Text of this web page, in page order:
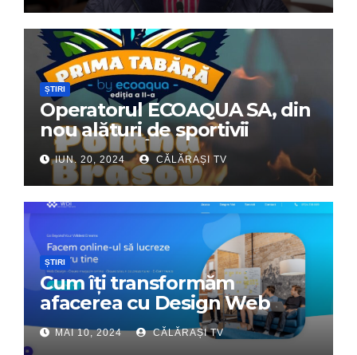
ȘTIRI
Operatorul ECOAQUA SA, din
nou alături de sportivii
călărășeni. Începe „Prima
Tabără”!
IUN. 20, 2024 CĂLĂRAȘI TV
ȘTIRI
Cum îți transformăm
afacerea cu Design Web
Interactiv – Partenerul tău
digital de încredere
MAI 10, 2024 CĂLĂRAȘI TV